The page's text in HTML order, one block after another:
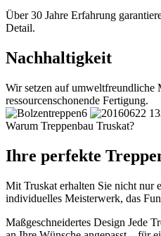
Über 30 Jahre Erfahrung
Detail.
Nachhaltigkeit
Wir setzen auf umweltfreundliche
ressourcenschonende Fertigung.
Warum Treppenbau Truskat?
Ihre perfekte
Mit Truskat erhalten Sie nicht nur
individuelles Meisterwerk, das
Maßgeschneidertes Design Jede